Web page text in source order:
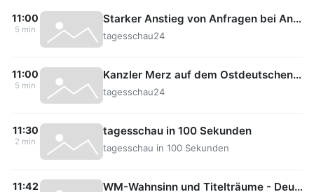
11:00
5 min
Starker Anstieg von Anfragen bei Antidiskriminierungsstelle
tagesschau24
11:00
5 min
Kanzler Merz auf dem Ostdeutschen Wirtschaftsforum
tagesschau24
11:30
2 min
tagesschau in 100 Sekunden
tagesschau in 100 Sekunden
11:42 WM-Wahnsinn und Titelträume - Deutschland bei der Mega-WM